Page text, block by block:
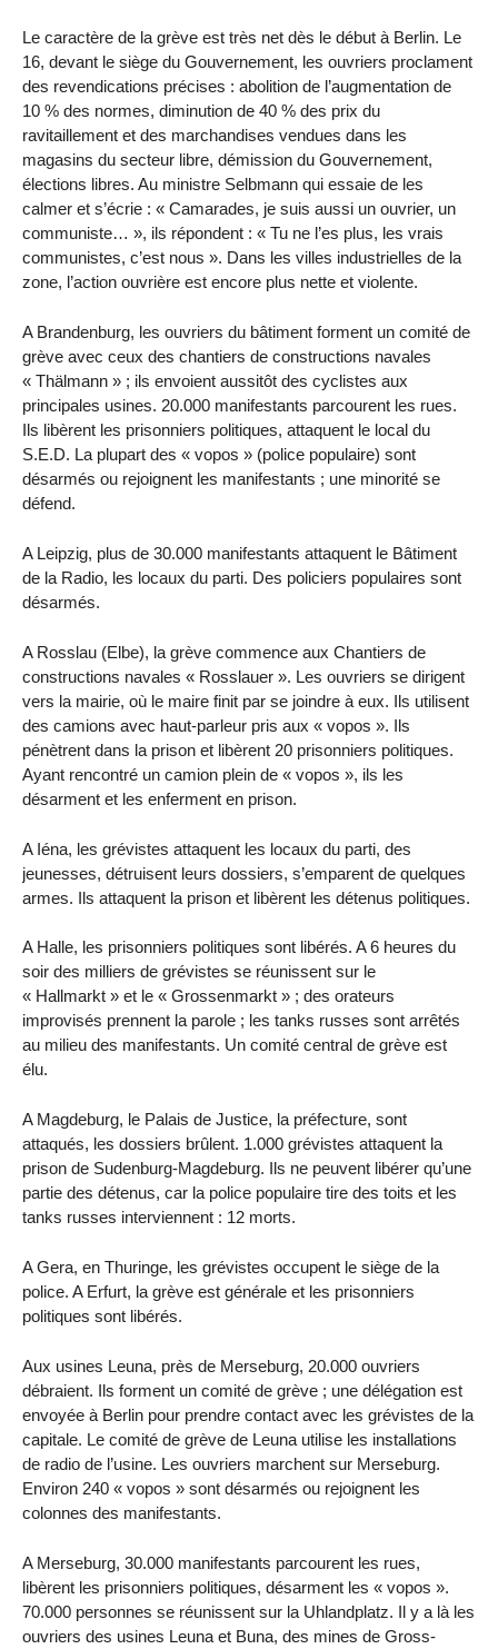
Le caractère de la grève est très net dès le début à Berlin. Le
16, devant le siège du Gouvernement, les ouvriers proclament
des revendications précises : abolition de l’augmentation de
10 % des normes, diminution de 40 % des prix du
ravitaillement et des marchandises vendues dans les
magasins du secteur libre, démission du Gouvernement,
élections libres. Au ministre Selbmann qui essaie de les
calmer et s’écrie : « Camarades, je suis aussi un ouvrier, un
communiste… », ils répondent : « Tu ne l’es plus, les vrais
communistes, c’est nous ». Dans les villes industrielles de la
zone, l’action ouvrière est encore plus nette et violente.
A Brandenburg, les ouvriers du bâtiment forment un comité de
grève avec ceux des chantiers de constructions navales
« Thälmann » ; ils envoient aussitôt des cyclistes aux
principales usines. 20.000 manifestants parcourent les rues.
Ils libèrent les prisonniers politiques, attaquent le local du
S.E.D. La plupart des « vopos » (police populaire) sont
désarmés ou rejoignent les manifestants ; une minorité se
défend.
A Leipzig, plus de 30.000 manifestants attaquent le Bâtiment
de la Radio, les locaux du parti. Des policiers populaires sont
désarmés.
A Rosslau (Elbe), la grève commence aux Chantiers de
constructions navales « Rosslauer ». Les ouvriers se dirigent
vers la mairie, où le maire finit par se joindre à eux. Ils utilisent
des camions avec haut-parleur pris aux « vopos ». Ils
pénètrent dans la prison et libèrent 20 prisonniers politiques.
Ayant rencontré un camion plein de « vopos », ils les
désarment et les enferment en prison.
A Iéna, les grévistes attaquent les locaux du parti, des
jeunesses, détruisent leurs dossiers, s’emparent de quelques
armes. Ils attaquent la prison et libèrent les détenus politiques.
A Halle, les prisonniers politiques sont libérés. A 6 heures du
soir des milliers de grévistes se réunissent sur le
« Hallmarkt » et le « Grossenmarkt » ; des orateurs
improvisés prennent la parole ; les tanks russes sont arrêtés
au milieu des manifestants. Un comité central de grève est
élu.
A Magdeburg, le Palais de Justice, la préfecture, sont
attaqués, les dossiers brûlent. 1.000 grévistes attaquent la
prison de Sudenburg-Magdeburg. Ils ne peuvent libérer qu’une
partie des détenus, car la police populaire tire des toits et les
tanks russes interviennent : 12 morts.
A Gera, en Thuringe, les grévistes occupent le siège de la
police. A Erfurt, la grève est générale et les prisonniers
politiques sont libérés.
Aux usines Leuna, près de Merseburg, 20.000 ouvriers
débraient. Ils forment un comité de grève ; une délégation est
envoyée à Berlin pour prendre contact avec les grévistes de la
capitale. Le comité de grève de Leuna utilise les installations
de radio de l’usine. Les ouvriers marchent sur Merseburg.
Environ 240 « vopos » sont désarmés ou rejoignent les
colonnes des manifestants.
A Merseburg, 30.000 manifestants parcourent les rues,
libèrent les prisonniers politiques, désarment les « vopos ».
70.000 personnes se réunissent sur la Uhlandplatz. Il y a là les
ouvriers des usines Leuna et Buna, des mines de Gross-